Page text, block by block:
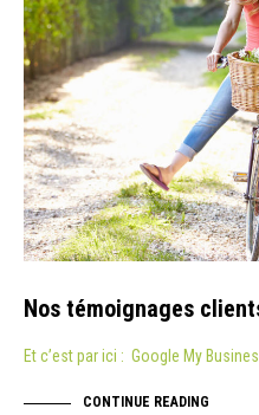
Nos témoignages
Et c’est par ici : Google My
CONTINUE READING